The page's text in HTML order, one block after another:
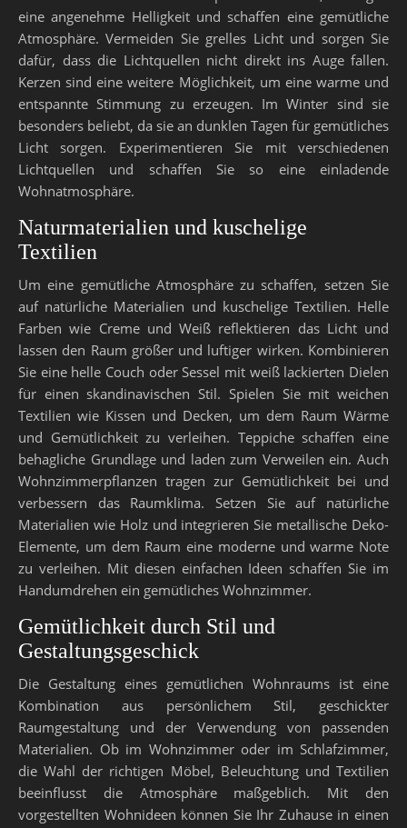
eine angenehme Helligkeit und schaffen eine gemütliche
Atmosphäre. Vermeiden Sie grelles Licht und sorgen Sie
dafür, dass die Lichtquellen nicht direkt ins Auge fallen.
Kerzen sind eine weitere Möglichkeit, um eine warme und
entspannte Stimmung zu erzeugen. Im Winter sind sie
besonders beliebt, da sie an dunklen Tagen für gemütliches
Licht sorgen. Experimentieren Sie mit verschiedenen
Lichtquellen und schaffen Sie so eine einladende
Wohnatmosphäre.
Naturmaterialien und kuschelige
Textilien
Um eine gemütliche Atmosphäre zu schaffen, setzen Sie
auf natürliche Materialien und kuschelige Textilien. Helle
Farben wie Creme und Weiß reflektieren das Licht und
lassen den Raum größer und luftiger wirken. Kombinieren
Sie eine helle Couch oder Sessel mit weiß lackierten Dielen
für einen skandinavischen Stil. Spielen Sie mit weichen
Textilien wie Kissen und Decken, um dem Raum Wärme
und Gemütlichkeit zu verleihen. Teppiche schaffen eine
behagliche Grundlage und laden zum Verweilen ein. Auch
Wohnzimmerpflanzen tragen zur Gemütlichkeit bei und
verbessern das Raumklima. Setzen Sie auf natürliche
Materialien wie Holz und integrieren Sie metallische Deko-
Elemente, um dem Raum eine moderne und warme Note
zu verleihen. Mit diesen einfachen Ideen schaffen Sie im
Handumdrehen ein gemütliches Wohnzimmer.
Gemütlichkeit durch Stil und
Gestaltungsgeschick
Die Gestaltung eines gemütlichen Wohnraums ist eine
Kombination aus persönlichem Stil, geschickter
Raumgestaltung und der Verwendung von passenden
Materialien. Ob im Wohnzimmer oder im Schlafzimmer,
die Wahl der richtigen Möbel, Beleuchtung und Textilien
beeinflusst die Atmosphäre maßgeblich. Mit den
vorgestellten Wohnideen können Sie Ihr Zuhause in einen